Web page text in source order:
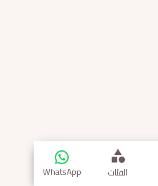
الفئات WhatsApp